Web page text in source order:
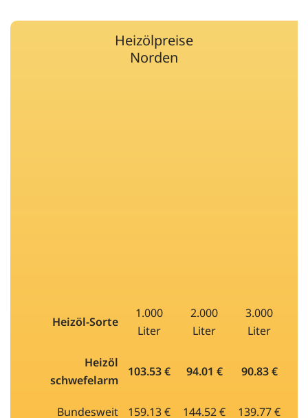
Heizölpreise
Norden
Heizöl-Sorte
1.000
Liter
2.000
Liter
3.000
Liter
Heizöl
schwefelarm
103.53 € 94.01 € 90.83 €
Bundesweit 159.13 € 144.52 € 139.77 €